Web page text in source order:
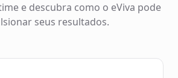
e descubra como o eViva pode
seus resultados.